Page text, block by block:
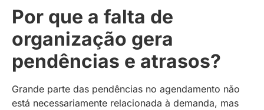
Por que a falta de
organização gera
pendências e atrasos?
Grande parte das pendências no agendamento não
está necessariamente relacionada à demanda, mas